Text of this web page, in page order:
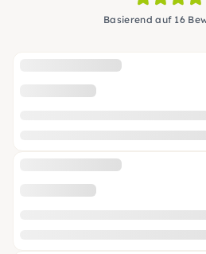
Basierend auf 16